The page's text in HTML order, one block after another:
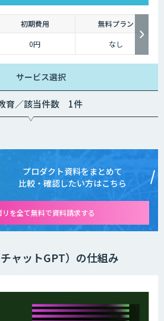
初期費用
無料プラン
0円 なし
サービス選択
育／該当件数 1件
プロダクト資料をまとめて
比較・確認したい方はこちら
リを全て無料で資料請求する
ャットGPT）の仕組み